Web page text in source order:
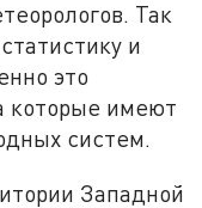
Так
и
это
которые имеют
систем.
Западной